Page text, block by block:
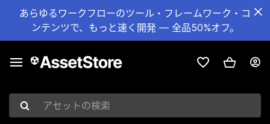
あらゆるワークフローのツール・フレームワーク・コ
ンテンツで、もっと速く開発 — 全品50%オフ。
アセットの検索